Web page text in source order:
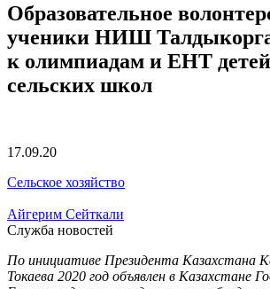
Образовательное
ученики НИШ
к олимпиадам и ЕНТ
сельских школ
17.09.20
Сельское хозяйство
Айгерим Сейткали
Служба новостей
По инициативе Президента Казахстана
Токаева 2020 год объявлен в Казахстане